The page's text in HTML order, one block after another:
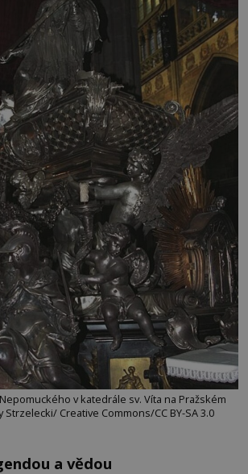
v katedrále sv. Víta na Pražském
Strzelecki/ Creative Commons/CC BY-SA 3.0
a vědou